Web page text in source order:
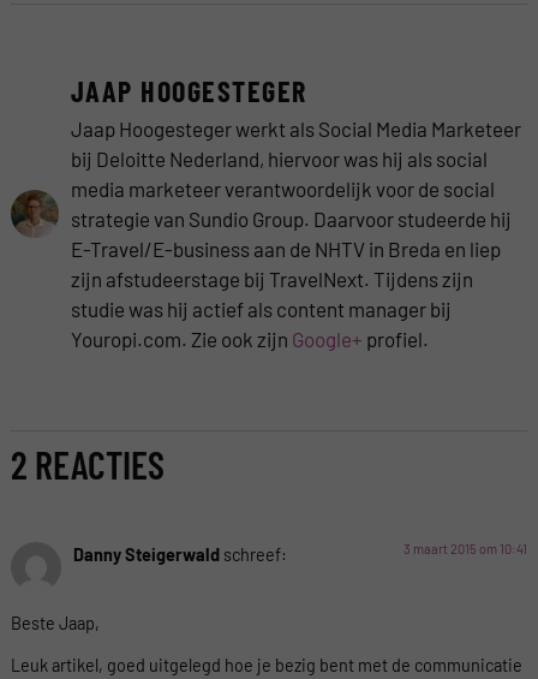
JAAP HOOGESTEGER
Jaap Hoogesteger werkt als Social Media Marketeer
bij Deloitte Nederland, hiervoor was hij als social
media marketeer verantwoordelijk voor de social
strategie van Sundio Group. Daarvoor studeerde hij
E-Travel/E-business aan de NHTV in Breda en liep
zijn afstudeerstage bij TravelNext. Tijdens zijn
studie was hij actief als content manager bij
Youropi.com. Zie ook zijn Google+ profiel.
2 REACTIES
Danny Steigerwald schreef: 3 maart 2015 om 10:41
Beste Jaap,
Leuk artikel, goed uitgelegd hoe je bezig bent met de communicatie